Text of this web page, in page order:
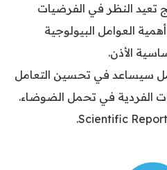
تعيد النظر في الفرضيات
العوامل البيولوجية
الأذن.
سيساعد في تحسين التعامل
الفردية في تحمل الضوضاء.